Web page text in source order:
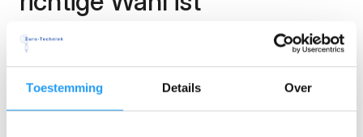
Toestemming Details Over
Spritzgießen ist nicht immer die beste Option. Bei
Prototypen oder kleinen Serien von weniger als
fünfhundert Stück wiegt die Matrizeninvestition nicht